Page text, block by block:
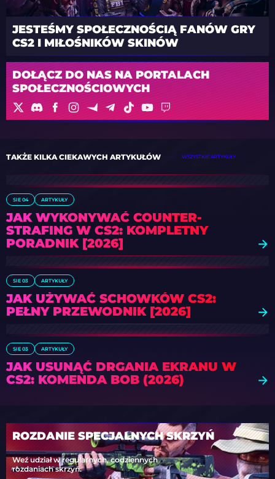
JESTEŚMY SPOŁECZNOŚCIĄ FANÓW GRY
CS2 I MIŁOŚNIKÓW SKINÓW
DOŁĄCZ DO NAS NA PORTALACH
SPOŁECZNOŚCIOWYCH
TAKŻE KILKA CIEKAWYCH ARTYKUŁÓW WSZYSTKIE ARTYKUŁY
SIE 04 ARTYKUŁY
JAK WYKONYWAĆ COUNTER-
STRAFING W CS2: KOMPLETNY
PORADNIK [2026]
SIE 03 ARTYKUŁY
JAK UŻYWAĆ SCHOWKÓW CS2:
PEŁNY PRZEWODNIK [2026]
SIE 03 ARTYKUŁY
JAK USUNĄĆ DRGANIA EKRANU W
CS2: KOMENDA BOB (2026)
ROZDANIE SPECJALNYCH SKRZYŃ
Weź udział w regularnych, codziennych
rozdaniach skrzyń.